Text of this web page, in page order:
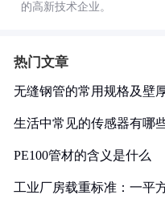
的高新技术企业。
热门文章
无缝钢管的常用规格及壁
生活中常见的传感器有哪
PE100管材的含义是什么
工业厂房载重标准：一平